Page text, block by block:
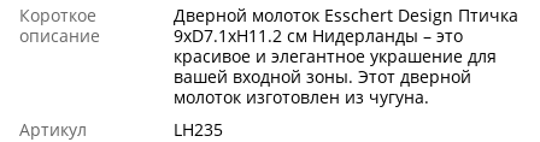
Короткое
описание
Дверной молоток Esschert Design Птичка
9xD7.1xH11.2 см Нидерланды – это
красивое и элегантное украшение для
вашей входной зоны. Этот дверной
молоток изготовлен из чугуна.
Артикул
LH235